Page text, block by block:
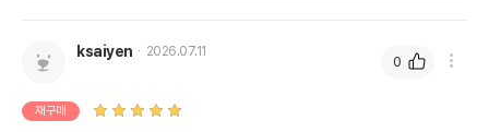
ksaiyen 2026.07.11
재구매
0